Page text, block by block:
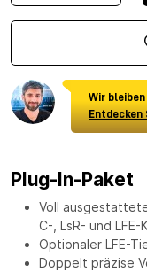
Wir
Entdecken
Plug-In-Paket
Voll
C-, LsR- und LFE-
Optionaler LFE-
Doppelt präzise